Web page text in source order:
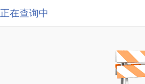
正在查询中